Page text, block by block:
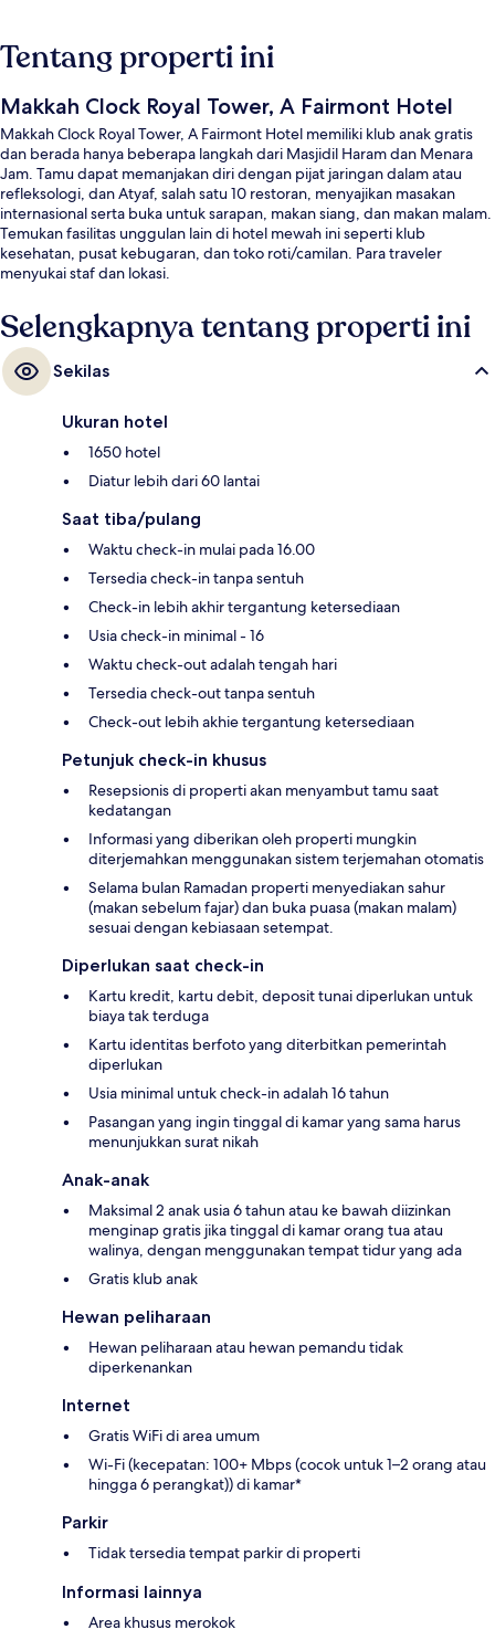
Tentang properti ini
Makkah Clock Royal Tower, A Fairmont Hotel
Makkah Clock Royal Tower, A Fairmont Hotel memiliki klub anak gratis
dan berada hanya beberapa langkah dari Masjidil Haram dan Menara
Jam. Tamu dapat memanjakan diri dengan pijat jaringan dalam atau
refleksologi, dan Atyaf, salah satu 10 restoran, menyajikan masakan
internasional serta buka untuk sarapan, makan siang, dan makan malam.
Temukan fasilitas unggulan lain di hotel mewah ini seperti klub
kesehatan, pusat kebugaran, dan toko roti/camilan. Para traveler
menyukai staf dan lokasi.
Selengkapnya tentang properti ini
Sekilas
Ukuran hotel
1650 hotel
Diatur lebih dari 60 lantai
Saat tiba/pulang
Waktu check-in mulai pada 16.00
Tersedia check-in tanpa sentuh
Check-in lebih akhir tergantung ketersediaan
Usia check-in minimal - 16
Waktu check-out adalah tengah hari
Tersedia check-out tanpa sentuh
Check-out lebih akhie tergantung ketersediaan
Petunjuk check-in khusus
Resepsionis di properti akan menyambut tamu saat
kedatangan
Informasi yang diberikan oleh properti mungkin
diterjemahkan menggunakan sistem terjemahan otomatis
Selama bulan Ramadan properti menyediakan sahur
(makan sebelum fajar) dan buka puasa (makan malam)
sesuai dengan kebiasaan setempat.
Diperlukan saat check-in
Kartu kredit, kartu debit, deposit tunai diperlukan untuk
biaya tak terduga
Kartu identitas berfoto yang diterbitkan pemerintah
diperlukan
Usia minimal untuk check-in adalah 16 tahun
Pasangan yang ingin tinggal di kamar yang sama harus
menunjukkan surat nikah
Anak-anak
Maksimal 2 anak usia 6 tahun atau ke bawah diizinkan
menginap gratis jika tinggal di kamar orang tua atau
walinya, dengan menggunakan tempat tidur yang ada
Gratis klub anak
Hewan peliharaan
Hewan peliharaan atau hewan pemandu tidak
diperkenankan
Internet
Gratis WiFi di area umum
Wi-Fi (kecepatan: 100+ Mbps (cocok untuk 1–2 orang atau
hingga 6 perangkat)) di kamar*
Parkir
Tidak tersedia tempat parkir di properti
Informasi lainnya
Area khusus merokok